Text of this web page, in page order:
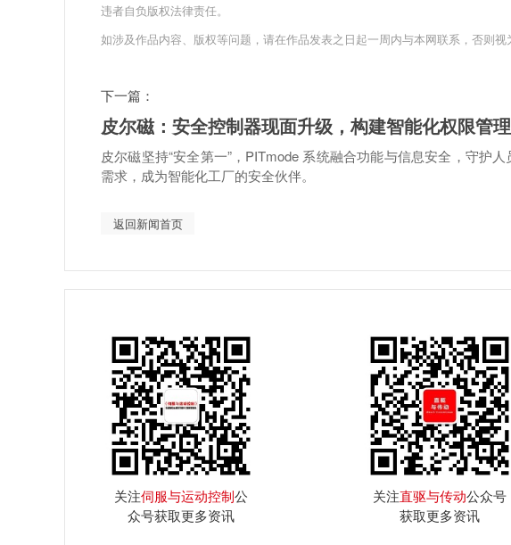
违者自负版权法律责任。
如涉及作品内容、版权等问题，请在作品发表之日起一周内与本网联系，否则视
下一篇：
皮尔磁：安全控制器现面升级，构建智能化权限管理
皮尔磁坚持“安全第一”，PITmode 系统融合功能与信息安全，守护
需求，成为智能化工厂的安全伙伴。
返回新闻首页
关注伺服与运动控制公
众号获取更多资讯
关注直驱与传动公众号
获取更多资讯